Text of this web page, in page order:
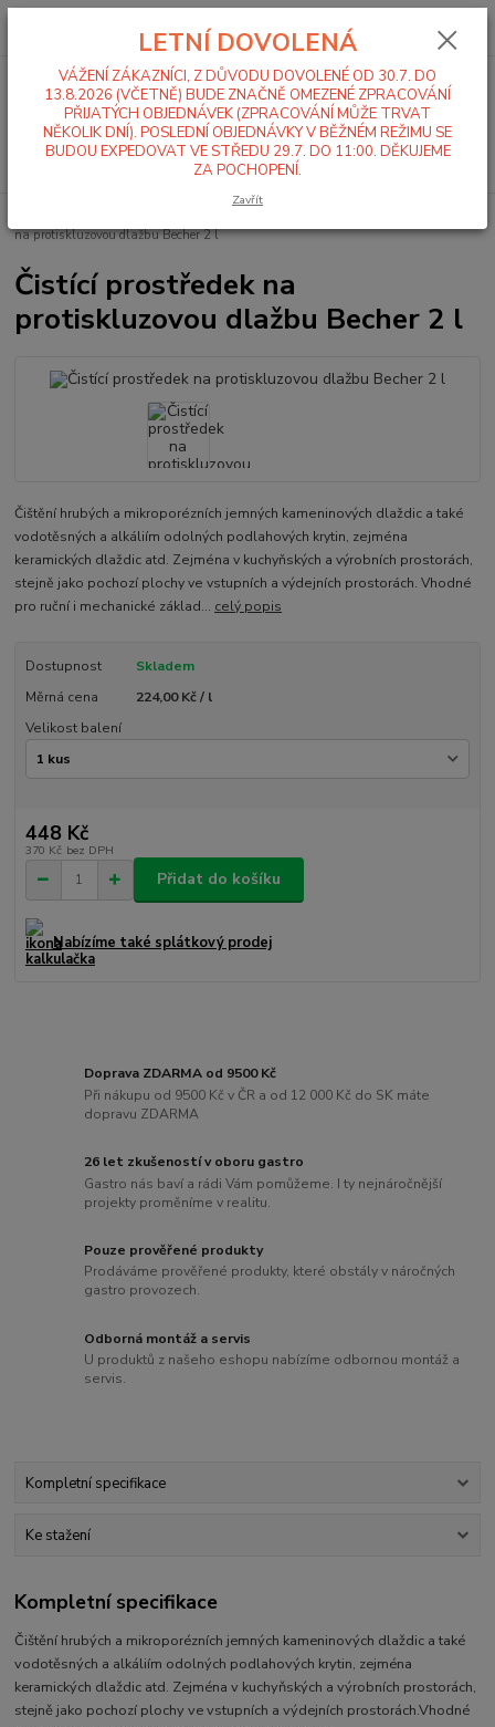
Menu
Hledat
0,00 Kč
na protiskluzovou dlažbu Becher 2 l
Čistící prostředek na
protiskluzovou dlažbu Becher 2 l
Čištění hrubých a mikroporézních jemných kameninových dlaždic a také
vodotěsných a alkáliím odolných podlahových krytin, zejména
keramických dlaždic atd. Zejména v kuchyňských a výrobních prostorách,
stejně jako pochozí plochy ve vstupních a výdejních prostorách. Vhodné
pro ruční i mechanické základ... celý popis
Dostupnost
Skladem
Měrná cena
224,00 Kč / l
Velikost balení
448 Kč
370 Kč bez DPH
Přidat do košíku
Nabízíme také splátkový prodej
Doprava ZDARMA od 9500 Kč
Při nákupu od 9500 Kč v ČR a od 12 000 Kč do SK máte
dopravu ZDARMA
26 let zkušeností v oboru gastro
Gastro nás baví a rádi Vám pomůžeme. I ty nejnáročnější
projekty proměníme v realitu.
Pouze prověřené produkty
Prodáváme prověřené produkty, které obstály v náročných
gastro provozech.
Odborná montáž a servis
U produktů z našeho eshopu nabízíme odbornou montáž a
servis.
Kompletní specifikace
Ke stažení
Kompletní specifikace
Čištění hrubých a mikroporézních jemných kameninových dlaždic a také
vodotěsných a alkáliím odolných podlahových krytin, zejména
keramických dlaždic atd. Zejména v kuchyňských a výrobních prostorách,
stejně jako pochozí plochy ve vstupních a výdejních prostorách.Vhodné
LETNÍ DOVOLENÁ
VÁŽENÍ ZÁKAZNÍCI, Z DŮVODU DOVOLENÉ OD 30.7. DO
13.8.2026 (VČETNĚ) BUDE ZNAČNĚ OMEZENÉ ZPRACOVÁNÍ
PŘIJATÝCH OBJEDNÁVEK (ZPRACOVÁNÍ MŮŽE TRVAT
NĚKOLIK DNÍ). POSLEDNÍ OBJEDNÁVKY V BĚŽNÉM REŽIMU SE
BUDOU EXPEDOVAT VE STŘEDU 29.7. DO 11:00. DĚKUJEME
ZA POCHOPENÍ.
Zavřít